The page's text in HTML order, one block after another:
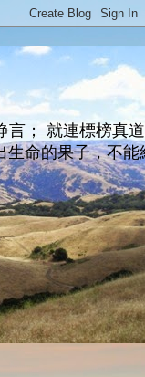
言； 就連標榜真
生命的果子，不能